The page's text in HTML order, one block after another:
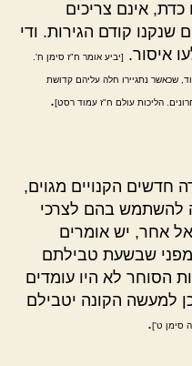
אינם צריכים
קודם הגירות. ודי
איסור.
[יביע אומר ח"ז סימן ח'.
שכאשר נתגיירו חלה עליהם קדושת
הליכות עולם ח"ז עמוד רסט].
חדשים הקנויים מגוים,
להשתמש בהם לצרכי
אחר, יש אומרים
שבשעת טבילתם
הסוחר לא היו עומדים
למעשה הקונה יטבילם
סימן ט'].